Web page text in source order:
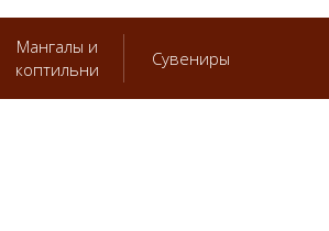
Мангалы и
коптильни
Сувениры